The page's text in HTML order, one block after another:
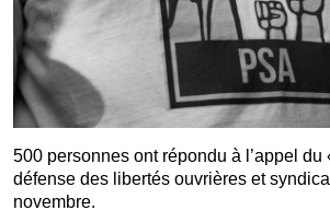
500 personnes ont répondu à l’appel du
défense des libertés ouvrières et
novembre.